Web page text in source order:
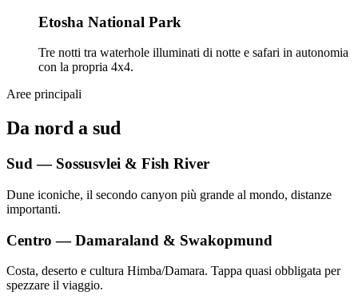
Etosha National Park
Tre notti tra waterhole illuminati di notte e safari in autonomia
con la propria 4x4.
Aree principali
Da nord a sud
Sud — Sossusvlei & Fish River
Dune iconiche, il secondo canyon più grande al mondo, distanze
importanti.
Centro — Damaraland & Swakopmund
Costa, deserto e cultura Himba/Damara. Tappa quasi obbligata per
spezzare il viaggio.